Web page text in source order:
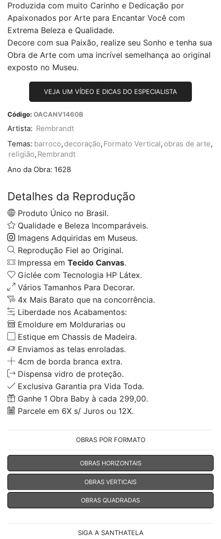
Produzida com muito Carinho e Dedicação por
Apaixonados por Arte para Encantar Você com
Extrema Beleza e Qualidade.
Decore com sua Paixão, realize seu Sonho e tenha sua
Obra de Arte com uma incrível semelhança ao original
exposto no Museu.
VEJA UM VÍDEO E DICAS DO ESPECIALISTA
Código: OACANV1460B
Artista: Rembrandt
Temas: barroco, decoração, Formato Vertical, obras de arte,
religião, Rembrandt
Ano da Obra: 1628
Detalhes da Reprodução
Produto Único no Brasil.
Qualidade e Beleza Incomparáveis.
Imagens Adquiridas em Museus.
Reprodução Fiel ao Original.
Impressa em Tecido Canvas.
Giclée com Tecnologia HP Látex.
Vários Tamanhos Para Decorar.
4x Mais Barato que na concorrência.
Liberdade nos Acabamentos:
Emoldure em Moldurarias ou
Estique em Chassis de Madeira.
Enviamos as telas enroladas.
4cm de borda branca extra.
Dispensa vidro de proteção.
Exclusiva Garantia pra Vida Toda.
Ganhe 1 Obra Baby à cada 299,00.
Parcele em 6X s/ Juros ou 12X.
OBRAS POR FORMATO
OBRAS HORIZONTAIS
OBRAS VERTICAIS
OBRAS QUADRADAS
SIGA A SANTHATELA